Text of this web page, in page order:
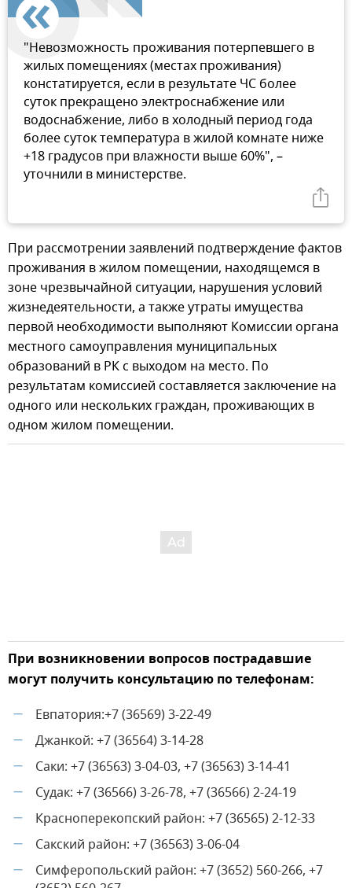
"Невозможность проживания потерпевшего в
жилых помещениях (местах проживания)
констатируется, если в результате ЧС более
суток прекращено электроснабжение или
водоснабжение, либо в холодный период года
более суток температура в жилой комнате ниже
+18 градусов при влажности выше 60%", –
уточнили в министерстве.
При рассмотрении заявлений подтверждение фактов
проживания в жилом помещении, находящемся в
зоне чрезвычайной ситуации, нарушения условий
жизнедеятельности, а также утраты имущества
первой необходимости выполняют Комиссии органа
местного самоуправления муниципальных
образований в РК с выходом на место. По
результатам комиссией составляется заключение на
одного или нескольких граждан, проживающих в
одном жилом помещении.
При возникновении вопросов пострадавшие
могут получить консультацию по телефонам:
— Евпатория:+7 (36569) 3-22-49
— Джанкой: +7 (36564) 3-14-28
— Саки: +7 (36563) 3-04-03, +7 (36563) 3-14-41
— Судак: +7 (36566) 3-26-78, +7 (36566) 2-24-19
— Красноперекопский район: +7 (36565) 2-12-33
— Сакский район: +7 (36563) 3-06-04
—
Симферопольский район: +7 (3652) 560-266, +7